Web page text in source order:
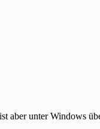
aber unter Windows